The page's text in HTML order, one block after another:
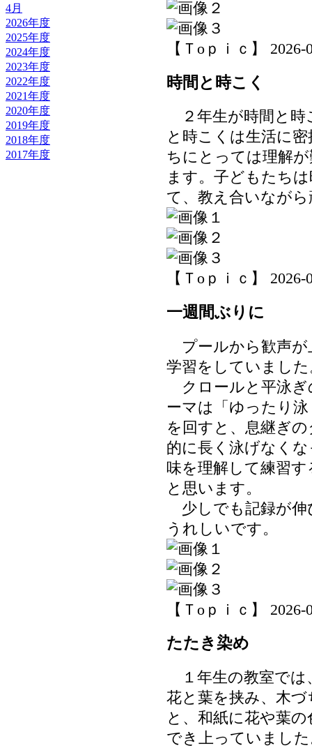
4月
2026年度
2025年度
2024年度
2023年度
2022年度
2021年度
2020年度
2019年度
2018年度
2017年度
【Ｔoｐｉｃ】 2026-
時間と時こく
２年生が時間と時
と時こくは生活に
ちにとっては理解
ます。子どもたち
て、教え合いなが
【Ｔoｐｉｃ】 2026-
一週間ぶりに
プールから歓声が
学習をしていました
クロールと平泳ぎ
ーマは「ゆったり
を回すと、息継ぎ
的に長く泳げなく
味を理解して練習
と思います。
少しでも記録が伸
うれしいです。
【Ｔoｐｉｃ】 2026-
たたき染め
１年生の教室では
花と葉を挟み、木
と、和紙に花や葉
でき上っていまし